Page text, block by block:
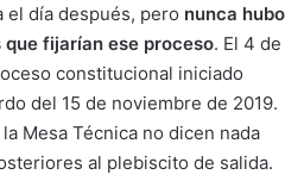
día después, pero nunca hubo
fijarían ese proceso. El 4 de
constitucional iniciado
del 15 de noviembre de 2019.
Mesa Técnica no dicen nada
al plebiscito de salida.